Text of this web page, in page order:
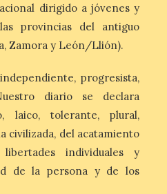
a
de La
a Arturo
las Fiestas
dirigido a jóvenes y
provincias del antiguo
Zamora y León/Llión).
progresista,
diario se declara
laico, tolerante, plural,
civilizada, del acatamiento
individuales y
de la persona y de los